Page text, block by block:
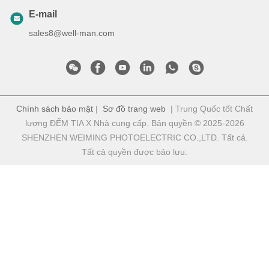
E-mail
sales8@well-man.com
Chính sách bảo mật | Sơ đồ trang web | Trung Quốc tốt Chất
lượng ĐẾM TIA X Nhà cung cấp. Bản quyền © 2025-2026
SHENZHEN WEIMING PHOTOELECTRIC CO.,LTD. Tất cả.
Tất cả quyền được bảo lưu.